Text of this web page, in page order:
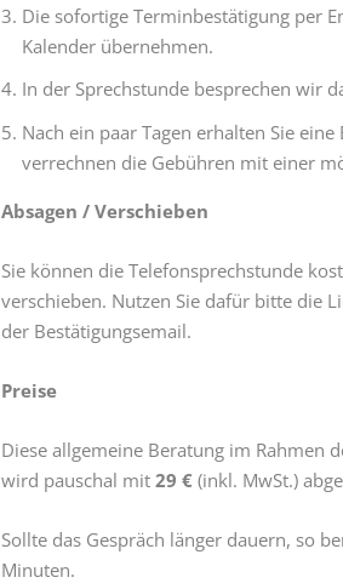
Die sofortige Terminbestätigung per
Kalender übernehmen.
In der Sprechstunde besprechen wir
Nach ein paar Tagen erhalten Sie
verrechnen die Gebühren mit einer
Absagen / Verschieben
Sie können die Telefonsprechstunde
verschieben. Nutzen Sie dafür bitte die
der Bestätigungsemail.
Preise
Diese allgemeine Beratung im Rahmen
wird pauschal mit 29 €(inkl. MwSt.)
Sollte das Gespräch länger dauern, so
Minuten.